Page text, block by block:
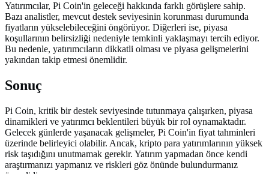
Yatırımcılar, Pi Coin'in geleceği hakkında farklı görüşlere sahip.
Bazı analistler, mevcut destek seviyesinin korunması durumunda
fiyatların yükselebileceğini öngörüyor. Diğerleri ise, piyasa
koşullarının belirsizliği nedeniyle temkinli yaklaşmayı tercih ediyor.
Bu nedenle, yatırımcıların dikkatli olması ve piyasa gelişmelerini
yakından takip etmesi önemlidir.
Sonuç
Pi Coin, kritik bir destek seviyesinde tutunmaya çalışırken, piyasa
dinamikleri ve yatırımcı beklentileri büyük bir rol oynamaktadır.
Gelecek günlerde yaşanacak gelişmeler, Pi Coin'in fiyat tahminleri
üzerinde belirleyici olabilir. Ancak, kripto para yatırımlarının yüksek
risk taşıdığını unutmamak gerekir. Yatırım yapmadan önce kendi
araştırmanızı yapmanız ve riskleri göz önünde bulundurmanız